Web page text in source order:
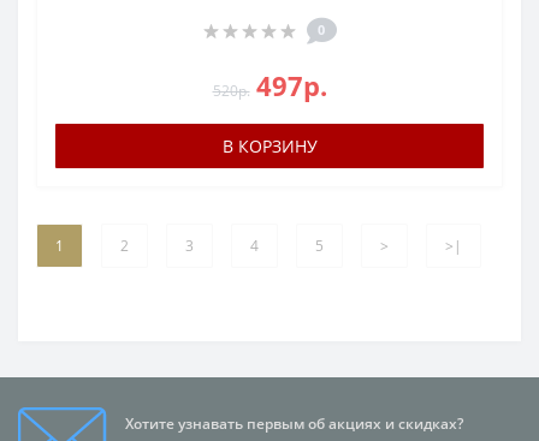
0
520р. 497р.
В КОРЗИНУ
1 2 3 4 5 > >|
Хотите узнавать первым об акциях и скидках?